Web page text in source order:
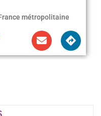
métropolitaine